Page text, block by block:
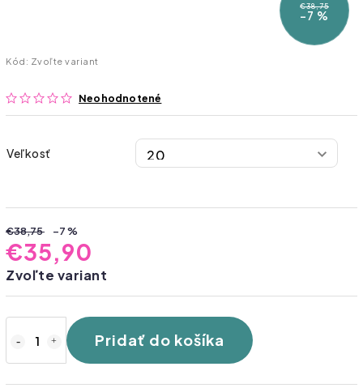
€38,75
–7 %
Kód: Zvoľte variant
Neohodnotené
Veľkosť
€38,75 –7 %
€35,90
Zvoľte variant
Pridať do košíka